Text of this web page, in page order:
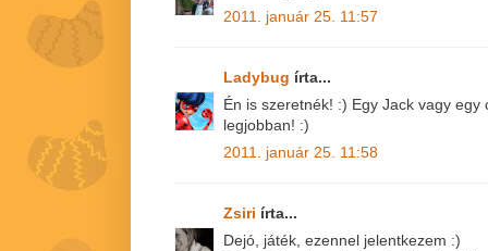
2011. január 25. 11:57
Ladybug írta...
Én is szeretnék! :) Egy Jack vagy egy
legjobban! :)
2011. január 25. 11:58
Zsiri írta...
Dejó, játék, ezennel jelentkezem :)